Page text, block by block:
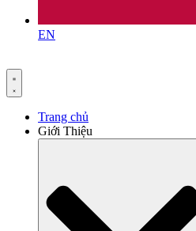
EN
Trang chủ
Giới Thiệu